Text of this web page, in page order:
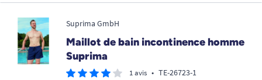
Suprima GmbH
Maillot de bain incontinence homme
Suprima
1 avis • TE-26723-1